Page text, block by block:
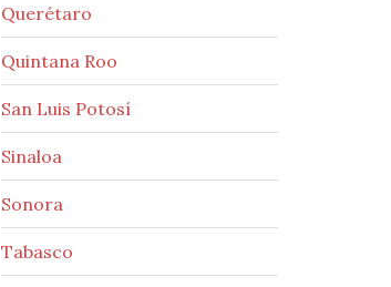
Querétaro
Quintana Roo
San Luis Potosí
Sinaloa
Sonora
Tabasco